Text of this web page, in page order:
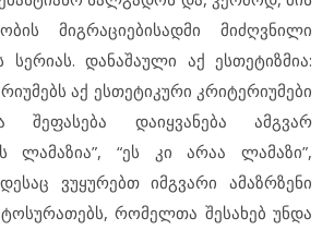
მიგრაციებისადმი მიძღვნილი
დანაშაული აქ ესთეტიზმია:
აქ ესთეტიკური კრიტერიუმები
შეფასება დაიყვანება ამგვარ
ლამაზია”, “ეს კი არაა ლამაზი”,
ვუყურებთ იმგვარი ამაზრზენი
რომელთა შესახებ უნდა